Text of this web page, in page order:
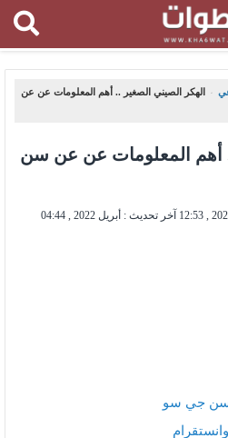
،
الهكر الصيني الصغير .. أهم المعلومات عن عن
.. أهم المعلومات عن عن سن
آخر تحديث : أبريل 2022 , 04:44
سن جي سو